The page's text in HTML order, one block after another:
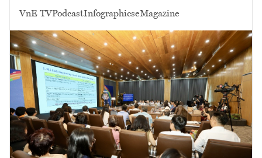
VnE TVPodcastInfographicseMagazine